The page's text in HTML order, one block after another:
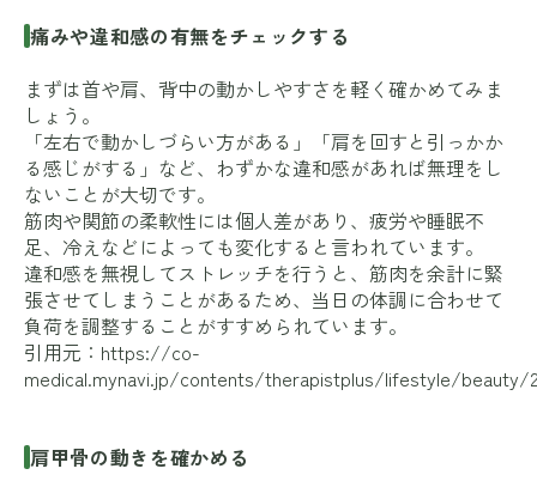
痛みや違和感の有無をチェックする
まずは首や肩、背中の動かしやすさを軽く確かめてみま
しょう。
「左右で動かしづらい方がある」「肩を回すと引っかか
る感じがする」など、わずかな違和感があれば無理をし
ないことが大切です。
筋肉や関節の柔軟性には個人差があり、疲労や睡眠不
足、冷えなどによっても変化すると言われています。
違和感を無視してストレッチを行うと、筋肉を余計に緊
張させてしまうことがあるため、当日の体調に合わせて
負荷を調整することがすすめられています。
引用元： https://co-
medical.mynavi.jp/contents/therapistplus/lifestyle/beauty/
肩甲骨の動きを確かめる